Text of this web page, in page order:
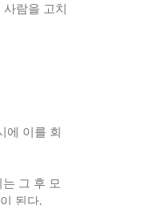
람을 고치
에 이를 회
그 후 모
된다.